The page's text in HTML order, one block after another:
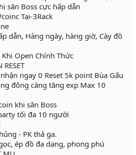
săn Boss cực hấp dẫn
Tại-3Rack
dẫn, Hàng ngày, hàng giờ, Cày đồ
Khi Open Chính Thức
ngay 0 Reset 5k point Bùa Gấu
đông càng tăng exp Max 10
khi săn Boss
tối đa 10 người
- PK thả ga.
ép đồ đa dạng, phong phú